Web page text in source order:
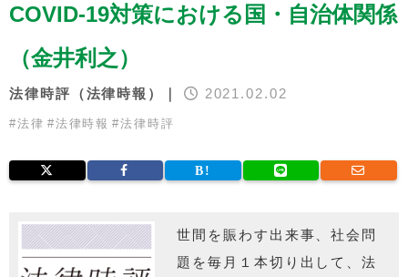
COVID-19対策における国・自治体関係
（金井利之）
法律時評（法律時報）｜ 2021.02.02
#法律 #法律時報 #法律時評
世間を賑わす出来事、社会問
題を毎月１本切り出して、法